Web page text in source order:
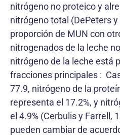
nitrógeno no proteico y
nitrógeno total (DePeters
proporción de MUN con
nitrogenados de la leche
nitrógeno de la leche está
fracciones principales :
77.9, nitrógeno de la
representa el 17.2%, y
el 4.9% (Cerbulis y Farrell,
pueden cambiar de